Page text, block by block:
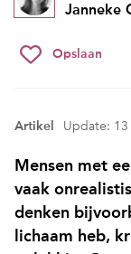
Janneke
Opslaan
Artikel Update: 13
Mensen met
vaak
denken
lichaam heb,